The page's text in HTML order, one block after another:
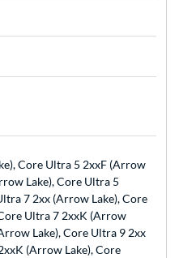
Core Ultra 5 2xxF (Arrow
Lake), Core Ultra 5
7 2xx (Arrow Lake), Core
Ultra 7 2xxK (Arrow
Lake), Core Ultra 9 2xx
(Arrow Lake), Core